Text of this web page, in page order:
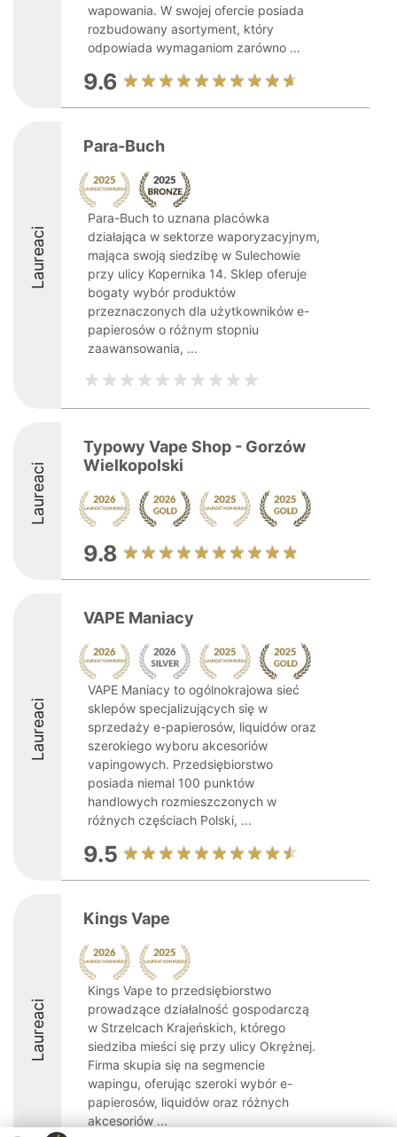
wapowania. W swojej ofercie posiada
rozbudowany asortyment, który
odpowiada wymaganiom zarówno ...
9.6
Laureaci
Para-Buch
Para-Buch to uznana placówka
działająca w sektorze waporyzacyjnym,
mająca swoją siedzibę w Sulechowie
przy ulicy Kopernika 14. Sklep oferuje
bogaty wybór produktów
przeznaczonych dla użytkowników e-
papierosów o różnym stopniu
zaawansowania, ...
Laureaci
Typowy Vape Shop - Gorzów
Wielkopolski
9.8
Laureaci
VAPE Maniacy
VAPE Maniacy to ogólnokrajowa sieć
sklepów specjalizujących się w
sprzedaży e-papierosów, liquidów oraz
szerokiego wyboru akcesoriów
vapingowych. Przedsiębiorstwo
posiada niemal 100 punktów
handlowych rozmieszczonych w
różnych częściach Polski, ...
9.5
Laureaci
Kings Vape
Kings Vape to przedsiębiorstwo
prowadzące działalność gospodarczą
w Strzelcach Krajeńskich, którego
siedziba mieści się przy ulicy Okrężnej.
Firma skupia się na segmencie
wapingu, oferując szeroki wybór e-
papierosów, liquidów oraz różnych
akcesoriów ...